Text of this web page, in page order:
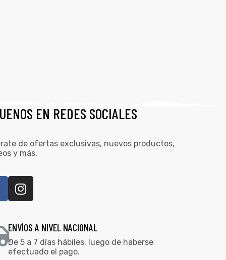
EN REDES SOCIALES
de ofertas exclusivas, nuevos productos,
y más.
ENVÍOS A NIVEL NACIONAL
De 5 a 7 días hábiles. luego de haberse
efectuado el pago.